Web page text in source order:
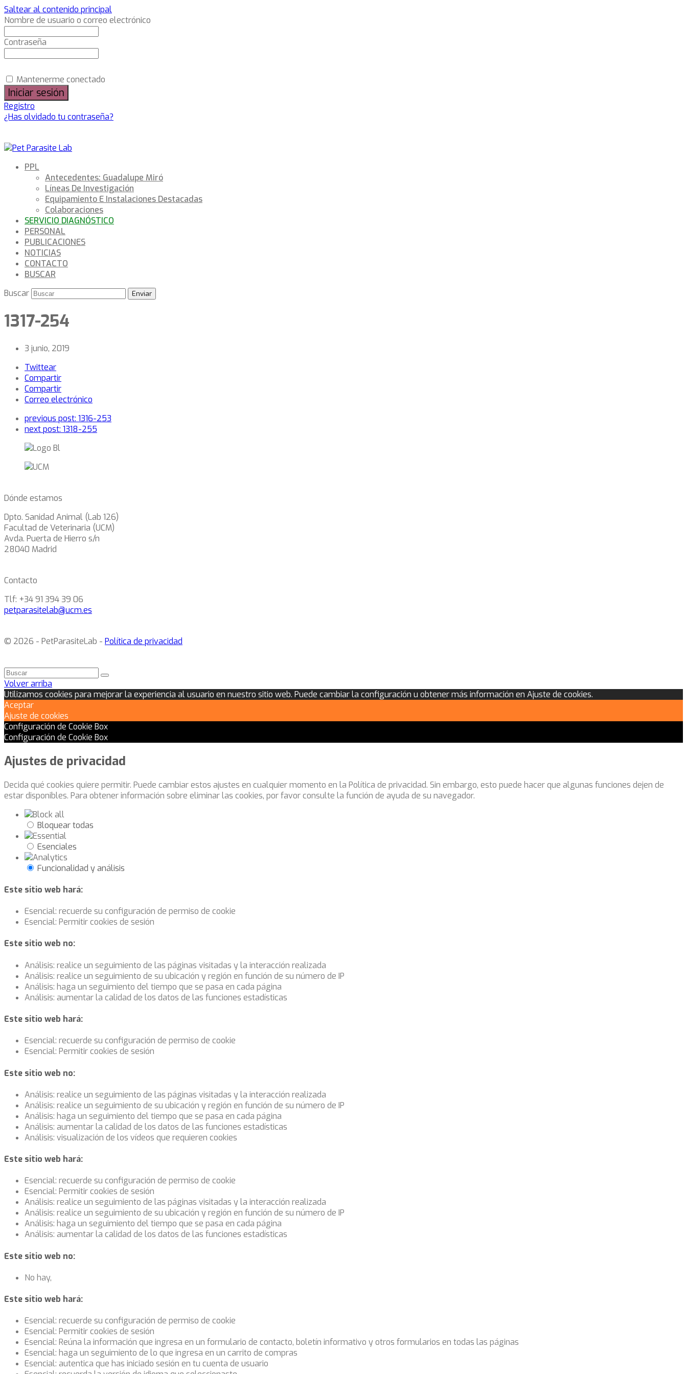
Saltear al contenido principal
Nombre de usuario o correo electrónico
Contraseña
Mantenerme conectado
Registro
¿Has olvidado tu contraseña?
PPL
Antecedentes: Guadalupe Miró
Líneas De Investigación
Equipamiento E Instalaciones Destacadas
Colaboraciones
SERVICIO DIAGNÓSTICO
PERSONAL
PUBLICACIONES
NOTICIAS
CONTACTO
BUSCAR
Buscar
Enviar
1317-254
3 junio, 2019
Twittear
Compartir
Compartir
Correo electrónico
previous post: 1316-253
next post: 1318-255
Dónde estamos
Dpto. Sanidad Animal (Lab 126)
Facultad de Veterinaria (UCM)
Avda. Puerta de Hierro s/n
28040 Madrid
Contacto
Tlf: +34 91 394 39 06
petparasitelab@ucm.es
© 2026 - PetParasiteLab - Política de privacidad
Volver arriba
Utilizamos cookies para mejorar la experiencia al usuario en nuestro sitio web. Puede cambiar la configuración u obtener más información en Ajuste de cookies.
Aceptar
Ajuste de cookies
Configuración de Cookie Box
Configuración de Cookie Box
Ajustes de privacidad
Decida qué cookies quiere permitir. Puede cambiar estos ajustes en cualquier momento en la Política de privacidad. Sin embargo, esto puede hacer que algunas funciones dejen de
estar disponibles. Para obtener información sobre eliminar las cookies, por favor consulte la función de ayuda de su navegador.
Bloquear todas
Esenciales
Funcionalidad y análisis
Este sitio web hará:
Esencial: recuerde su configuración de permiso de cookie
Esencial: Permitir cookies de sesión
Este sitio web no:
Análisis: realice un seguimiento de las páginas visitadas y la interacción realizada
Análisis: realice un seguimiento de su ubicación y región en función de su número de IP
Análisis: haga un seguimiento del tiempo que se pasa en cada página
Análisis: aumentar la calidad de los datos de las funciones estadísticas
Este sitio web hará:
Esencial: recuerde su configuración de permiso de cookie
Esencial: Permitir cookies de sesión
Este sitio web no:
Análisis: realice un seguimiento de las páginas visitadas y la interacción realizada
Análisis: realice un seguimiento de su ubicación y región en función de su número de IP
Análisis: haga un seguimiento del tiempo que se pasa en cada página
Análisis: aumentar la calidad de los datos de las funciones estadísticas
Análisis: visualización de los vídeos que requieren cookies
Este sitio web hará:
Esencial: recuerde su configuración de permiso de cookie
Esencial: Permitir cookies de sesión
Análisis: realice un seguimiento de las páginas visitadas y la interacción realizada
Análisis: realice un seguimiento de su ubicación y región en función de su número de IP
Análisis: haga un seguimiento del tiempo que se pasa en cada página
Análisis: aumentar la calidad de los datos de las funciones estadísticas
Este sitio web no:
No hay,
Este sitio web hará:
Esencial: recuerde su configuración de permiso de cookie
Esencial: Permitir cookies de sesión
Esencial: Reúna la información que ingresa en un formulario de contacto, boletín informativo y otros formularios en todas las páginas
Esencial: haga un seguimiento de lo que ingresa en un carrito de compras
Esencial: autentica que has iniciado sesión en tu cuenta de usuario